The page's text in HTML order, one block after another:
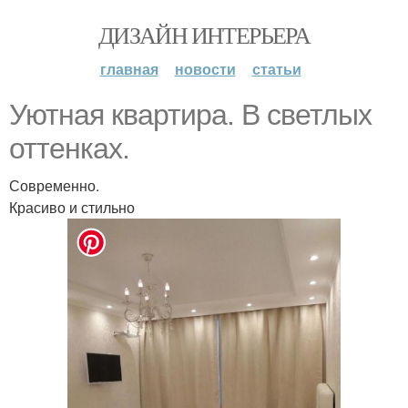
ДИЗАЙН ИНТЕРЬЕРА
главная новости статьи
Уютная квартира. В светлых
оттенках.
Современно.
Красиво и стильно